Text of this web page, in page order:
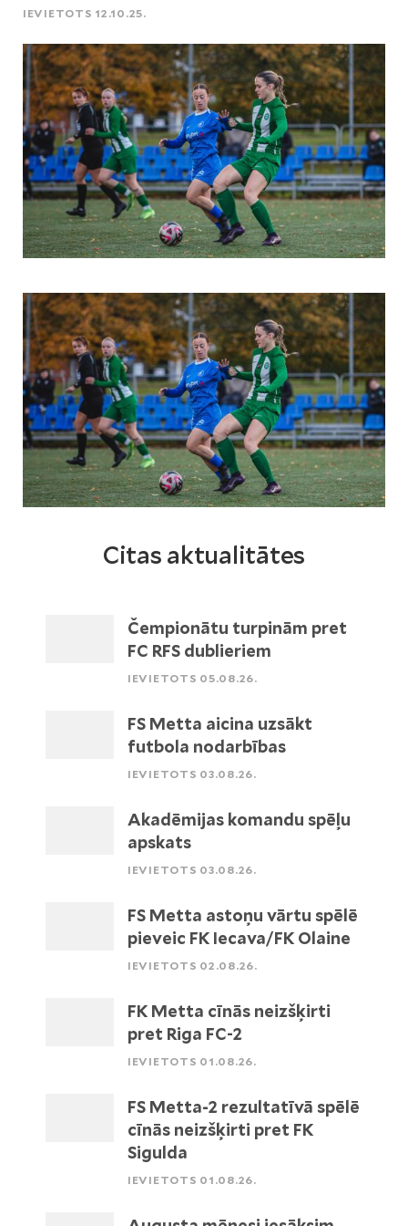
IEVIETOTS 12.10.25.
Citas aktualitātes
Čempionātu turpinām pret
FC RFS dublieriem
IEVIETOTS 05.08.26.
FS Metta aicina uzsākt
futbola nodarbības
IEVIETOTS 03.08.26.
Akadēmijas komandu spēļu
apskats
IEVIETOTS 03.08.26.
FS Metta astoņu vārtu spēlē
pieveic FK Iecava/FK Olaine
IEVIETOTS 02.08.26.
FK Metta cīnās neizšķirti
pret Riga FC-2
IEVIETOTS 01.08.26.
FS Metta-2 rezultatīvā spēlē
cīnās neizšķirti pret FK
Sigulda
IEVIETOTS 01.08.26.